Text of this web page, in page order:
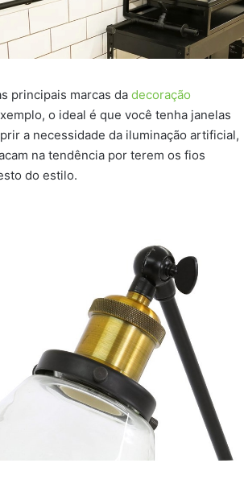
principais marcas da decoração
o ideal é que você tenha janelas
a necessidade da iluminação artificial,
na tendência por terem os fios
do estilo.